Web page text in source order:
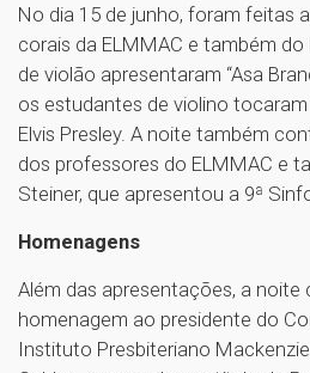
No dia 15 de junho, foram feitas
corais da ELMMAC e também
de violão apresentaram “Asa
os estudantes de violino tocaram
Elvis Presley. A noite também
dos professores do ELMMAC e
Steiner, que apresentou a 9ª
Homenagens
Além das apresentações, a
homenagem ao presidente do
Instituto Presbiteriano